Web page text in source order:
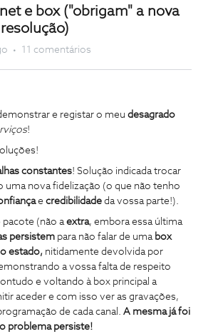
e box ("obrigam" a nova
11 comentários
e registar o meu desagrado
!
constantes! Solução indicada trocar
uma nova fidelização (o que não tenho
e credibilidade da vossa parte!).
(não aextra, embora essa última
persistem para não falar de uma box
estado, nitidamente devolvida por
a vossa falta de respeito
e voltando à box principal a
aceder e com isso ver as gravações,
de cada canal. A mesma já foi
problema persiste!